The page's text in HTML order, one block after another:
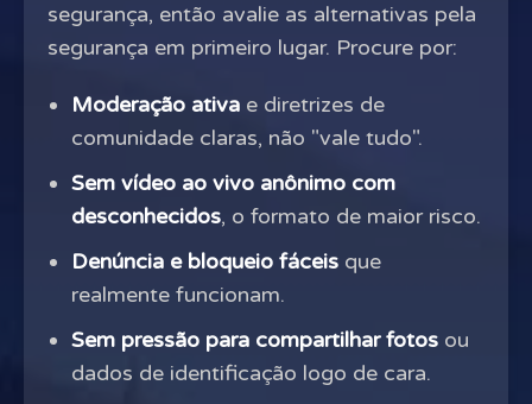
segurança, então avalie as alternativas pela
segurança em primeiro lugar. Procure por:
Moderação ativa e diretrizes de
comunidade claras, não "vale tudo".
Sem vídeo ao vivo anônimo com
desconhecidos, o formato de maior risco.
Denúncia e bloqueio fáceis que
realmente funcionam.
Sem pressão para compartilhar fotos ou
dados de identificação logo de cara.